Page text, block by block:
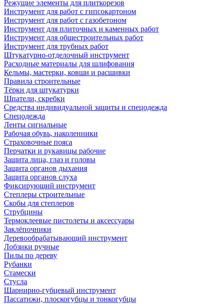
Режущие элементы для плиткорезов
Инструмент для работ с гипсокартоном
Инструмент для работ с газобетоном
Инструмент для плиточных и каменных работ
Инструмент для общестроительных работ
Инструмент для трубных работ
Штукатурно-отделочный инструмент
Расходные материалы для шлифования
Кельмы, мастерки, ковши и расшивки
Правила строительные
Тёрки для штукатурки
Шпатели, скребки
Средства индивидуальной защиты и спецодежда
Спецодежда
Ленты сигнальные
Рабочая обувь, наколенники
Страховочные пояса
Перчатки и рукавицы рабочие
Защита лица, глаз и головы
Защита органов дыхания
Защита органов слуха
Фиксирующий инструмент
Степлеры строительные
Скобы для степлеров
Струбцины
Термоклеевые пистолеты и аксессуары
Заклёпочники
Деревообрабатывающий инструмент
Лобзики ручные
Пилы по дереву
Рубанки
Стамески
Стусла
Шарнирно-губцевый инструмент
Пассатижи, плоскогубцы и тонкогубцы